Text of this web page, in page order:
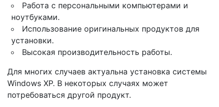
Работа с персональными компьютерами и
ноутбуками.
Использование оригинальных продуктов для
установки.
Высокая производительность работы.
Для многих случаев актуальна установка системы
Windows XP. В некоторых случаях может
потребоваться другой продукт.